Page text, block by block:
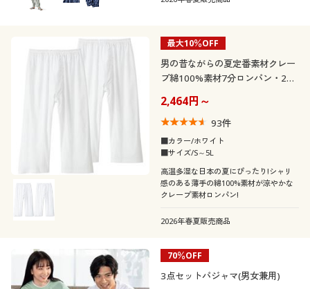
春
円
解除する
閉じる
最大10％OFF
男の昔ながらの夏定番素材クレー
プ綿100%素材7分ロンパン・2枚
2,464円～
93件
■カラー/ホワイト
■サイズ/S～5L
高温多湿な日本の夏にぴったり!シャリ
感のある薄手の綿100%素材が涼やかな
クレープ素材ロンパン!
2026年春夏販売商品
70％OFF
3点セットパジャマ(男女兼用)